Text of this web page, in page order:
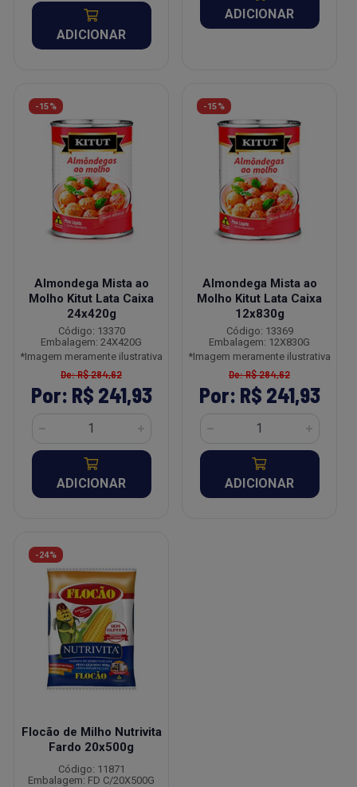
ADICIONAR
ADICIONAR
-15%
Almondega Mista ao
Molho Kitut Lata Caixa
24x420g
Código: 13370
Embalagem: 24X420G
*Imagem meramente ilustrativa
De: R$ 284,62
Por: R$ 241,93
ADICIONAR
-15%
Almondega Mista ao
Molho Kitut Lata Caixa
12x830g
Código: 13369
Embalagem: 12X830G
*Imagem meramente ilustrativa
De: R$ 284,62
Por: R$ 241,93
ADICIONAR
-24%
Flocão de Milho Nutrivita
Fardo 20x500g
Código: 11871
Embalagem: FD C/20X500G